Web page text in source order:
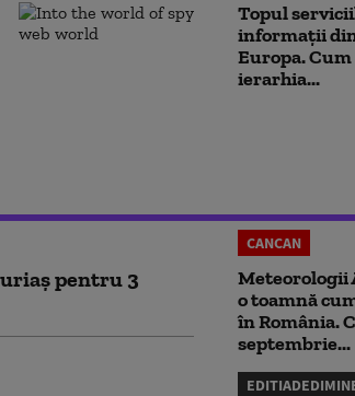
Topul
informații
Europa.
ierarhia...
pentru 3
CANCAN
Meteorologii
o toamnă
în România.
septembrie...